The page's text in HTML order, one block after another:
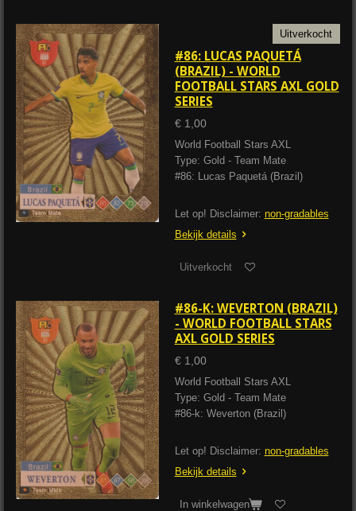
Uitverkocht
#86: LUCAS PAQUETÁ
(BRAZIL) - WORLD
FOOTBALL STARS AXL GOLD
SERIES
€ 1,00
World Football Stars AXL
Type: Gold - Team Mate
#86: Lucas Paquetá (Brazil)
Let op! Disclaimer: non-gradables
Bekijk details
Uitverkocht
#86-K: WEVERTON (BRAZIL)
- WORLD FOOTBALL STARS
AXL GOLD SERIES
€ 1,00
World Football Stars AXL
Type: Gold - Team Mate
#86-k: Weverton (Brazil)
Let op! Disclaimer: non-gradables
Bekijk details
In winkelwagen